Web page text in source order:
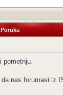
Poruka
pometnju.
nas forumasi iz